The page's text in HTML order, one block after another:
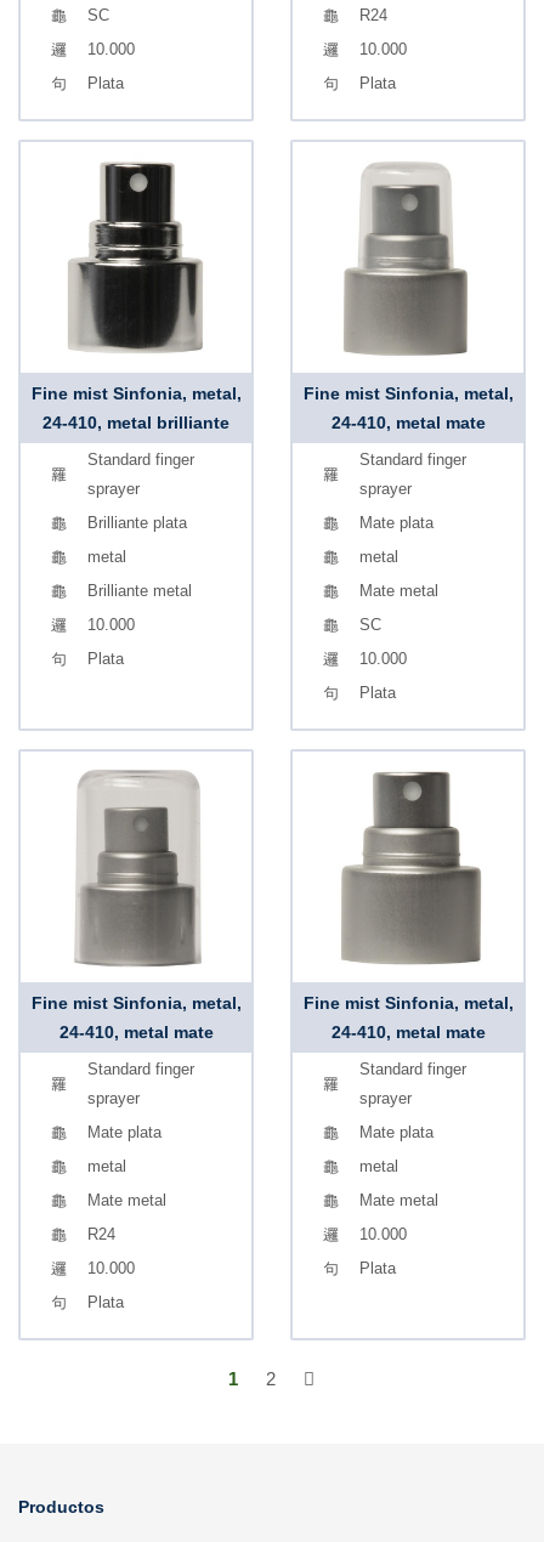
SC
10.000
Plata
R24
10.000
Plata
Fine mist Sinfonia, metal,
24-410, metal brilliante
Standard finger
sprayer
Brilliante plata
metal
Brilliante metal
10.000
Plata
Fine mist Sinfonia, metal,
24-410, metal mate
Standard finger
sprayer
Mate plata
metal
Mate metal
SC
10.000
Plata
Fine mist Sinfonia, metal,
24-410, metal mate
Standard finger
sprayer
Mate plata
metal
Mate metal
R24
10.000
Plata
Fine mist Sinfonia, metal,
24-410, metal mate
Standard finger
sprayer
Mate plata
metal
Mate metal
10.000
Plata
1 2
Productos